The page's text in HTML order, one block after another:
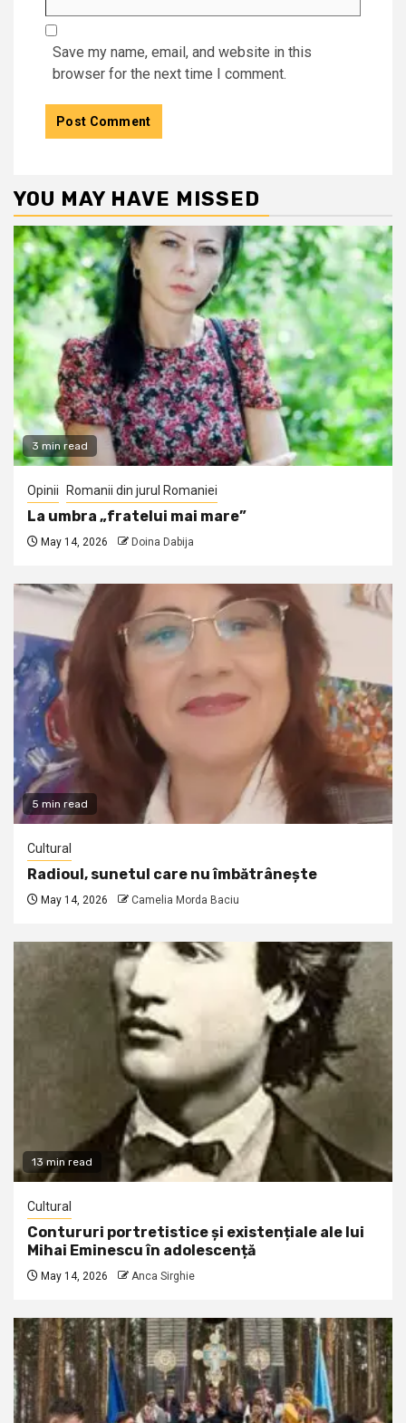
Save my name, email, and website in this
browser for the next time I comment.
YOU MAY HAVE MISSED
3 min read
Opinii Romanii din jurul Romaniei
La umbra „fratelui mai mare”
May 14, 2026 Doina Dabija
5 min read
Cultural
Radioul, sunetul care nu îmbătrânește
May 14, 2026 Camelia Morda Baciu
13 min read
Cultural
Contururi portretistice și existențiale ale lui
Mihai Eminescu în adolescență
May 14, 2026 Anca Sirghie